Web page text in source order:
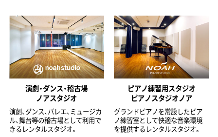
演劇・ダンス・稽古場
ノアスタジオ
演劇、ダンス、バレエ、ミュージカ
ル、舞台等の稽古場として利用で
きるレンタルスタジオ。
ピアノ練習用スタジオ
ピアノスタジオノア
グランドピアノを常設したピア
ノ練習室として快適な音楽環境
を提供するレンタルスタジオ。